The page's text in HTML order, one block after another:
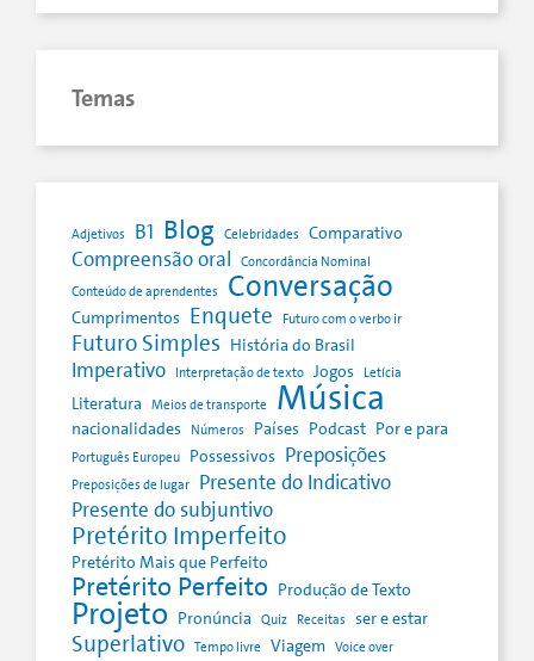
Temas
Adjetivos B1 Blog Celebridades Comparativo
Compreensão oral Concordância Nominal
Conteúdo de aprendentes
Conversação
Cumprimentos Enquete Futuro com o verbo ir
Futuro Simples História do Brasil
Imperativo Interpretação de texto Jogos Letícia
Literatura Meios de transporte Música
nacionalidades Números Países Podcast Por e para
Português Europeu Possessivos Preposições
Preposições de lugar Presente do Indicativo
Presente do subjuntivo
Pretérito Imperfeito
Pretérito Mais que Perfeito
Pretérito Perfeito Produção de Texto
Projeto Pronúncia Quiz Receitas ser e estar
Superlativo Tempo livre Viagem Voice over